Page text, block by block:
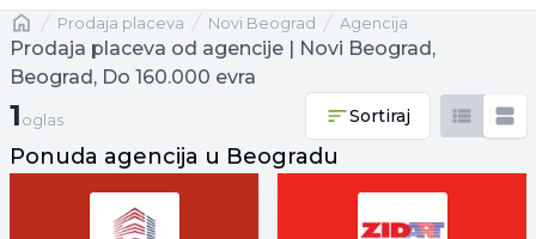
Naslovnaprodaja placeva Novi Beograd agencija
Prodaja placeva od agencije | Novi Beograd,
Beograd, Do 160.000 evra
1 oglas
1 oglas Sortiraj
Ponuda agencija u Beogradu